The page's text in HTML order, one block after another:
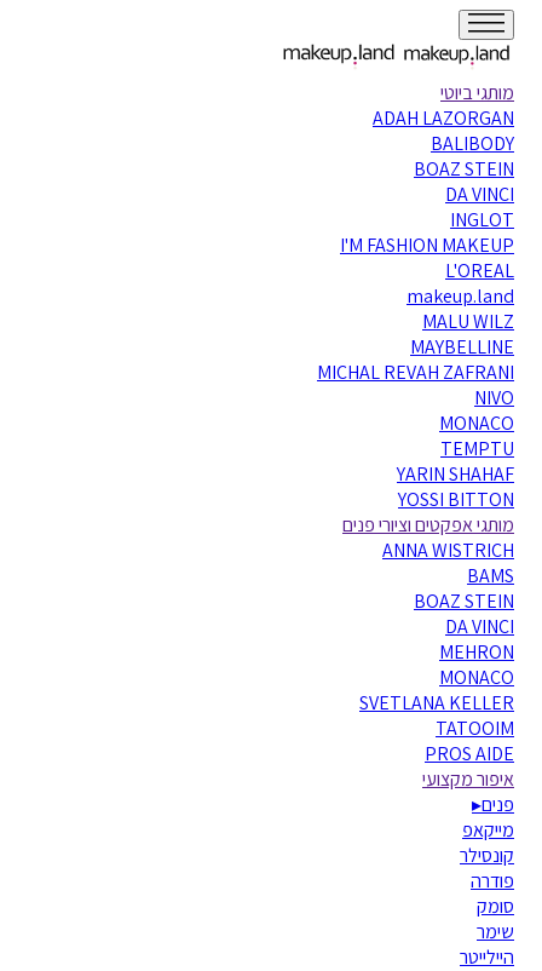
מותגי ביוטי
ADAH LAZORGAN
BALIBODY
BOAZ STEIN
DA VINCI
INGLOT
I'M FASHION MAKEUP
L'OREAL
makeup.land
MALU WILZ
MAYBELLINE
MICHAL REVAH ZAFRANI
NIVO
MONACO
TEMPTU
YARIN SHAHAF
YOSSI BITTON
מותגי אפקטים וציורי פנים
ANNA WISTRICH
BAMS
BOAZ STEIN
DA VINCI
MEHRON
MONACO
SVETLANA KELLER
TATOOIM
PROS AIDE
איפור מקצועי
פנים▸
מייקאפ
קונסילר
פודרה
סומק
שימר
היילייטר